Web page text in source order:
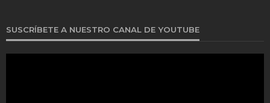
SUSCRÍBETE A NUESTRO CANAL DE YOUTUBE